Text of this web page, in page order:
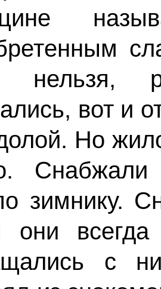
нельзя,
вот и
Но
Снабжали
зимнику.
они
с